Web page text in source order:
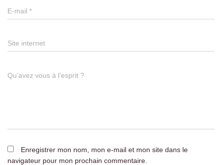
E-mail *
Site internet
Qu’avez vous à l’esprit ?
Enregistrer mon nom, mon e-mail et mon site dans le
navigateur pour mon prochain commentaire.